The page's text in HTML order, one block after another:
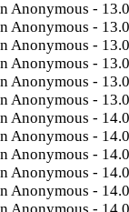
Anonymous -
Anonymous -
Anonymous -
Anonymous -
Anonymous -
Anonymous -
Anonymous -
Anonymous -
Anonymous -
Anonymous -
Anonymous -